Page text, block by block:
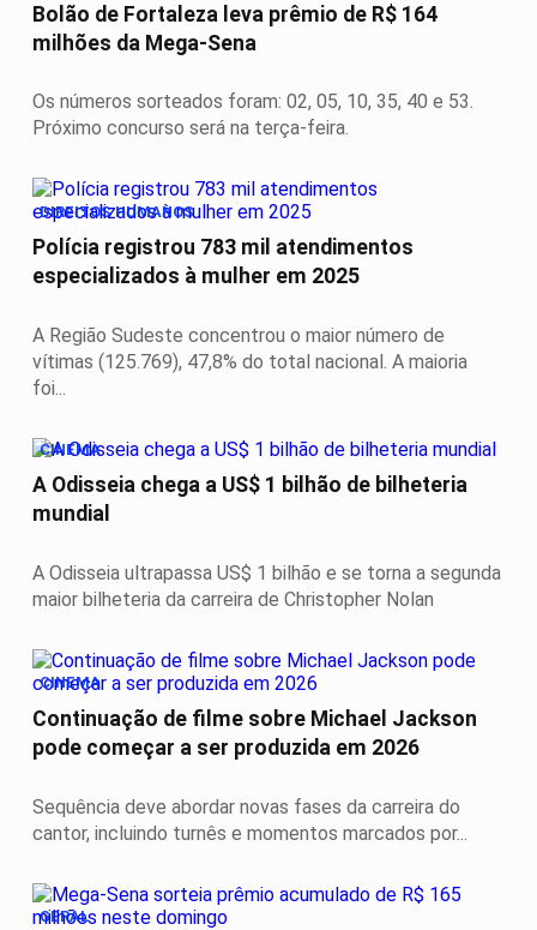
Bolão de Fortaleza leva prêmio de R$ 164
milhões da Mega-Sena
Os números sorteados foram: 02, 05, 10, 35, 40 e 53.
Próximo concurso será na terça-feira.
DIREITOS HUMANOS
Polícia registrou 783 mil atendimentos
especializados à mulher em 2025
A Região Sudeste concentrou o maior número de
vítimas (125.769), 47,8% do total nacional. A maioria
foi...
CINEMA
A Odisseia chega a US$ 1 bilhão de bilheteria
mundial
A Odisseia ultrapassa US$ 1 bilhão e se torna a segunda
maior bilheteria da carreira de Christopher Nolan
CINEMA
Continuação de filme sobre Michael Jackson
pode começar a ser produzida em 2026
Sequência deve abordar novas fases da carreira do
cantor, incluindo turnês e momentos marcados por...
GERAL